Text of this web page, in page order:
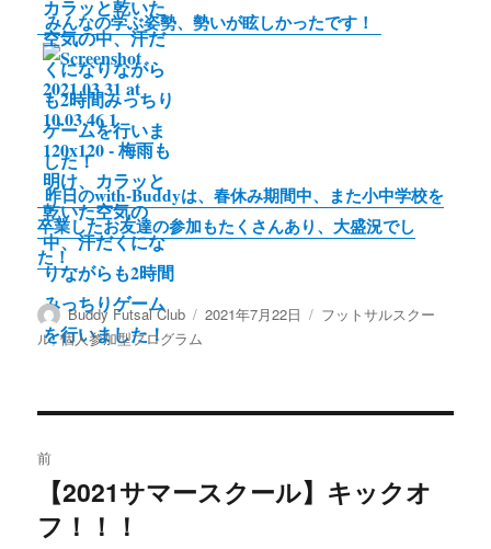
みんなの学ぶ姿勢、勢いが眩しかったです！
昨日のwith-Buddyは、春休み期間中、また小中学校を
卒業したお友達の参加もたくさんあり、大盛況でし
た！
投
稿
Buddy Futsal Club
投
2021年7月22日
カ
フットサルスクー
ル,個人参加型プログラム
稿
ナ
前
の
【2021サマースクール】キックオ
フ！！！